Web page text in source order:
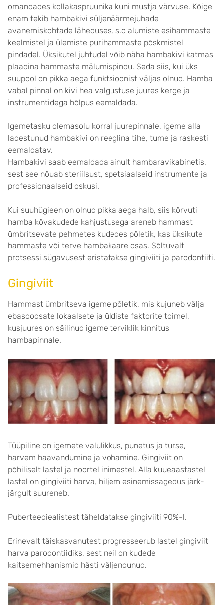
omandades kollakaspruunika kuni mustja värvuse. Kõige
enam tekib hambakivi süljenäärmejuhade
avanemiskohtade läheduses, s.o alumiste esihammaste
keelmistel ja ülemiste purihammaste põskmistel
pindadel. Üksikutel juhtudel võib näha hambakivi katmas
plaadina hammaste mälumispindu. Seda siis, kui üks
suupool on pikka aega funktsioonist väljas olnud. Hamba
vabal pinnal on kivi hea valgustuse juures kerge ja
instrumentidega hõlpus eemaldada.
Igemetasku olemasolu korral juurepinnale, igeme alla
ladestunud hambakivi on reeglina tihe, tume ja raskesti
eemaldatav.
Hambakivi saab eemaldada ainult hambaravikabinetis,
sest see nõuab steriilsust, spetsiaalseid instrumente ja
professionaalseid oskusi.
Kui suuhügieen on olnud pikka aega halb, siis kõrvuti
hamba kõvakudede kahjustusega areneb hammast
ümbritsevate pehmetes kudedes põletik, kas üksikute
hammaste või terve hambakaare osas. Sõltuvalt
protsessi sügavusest eristatakse gingiviiti ja parodontiiti.
Gingiviit
Hammast ümbritseva igeme põletik, mis kujuneb välja
ebasoodsate lokaalsete ja üldiste faktorite toimel,
kusjuures on säilinud igeme terviklik kinnitus
hambapinnale.
Tüüpiline on igemete valulikkus, punetus ja turse,
harvem haavandumine ja vohamine. Gingiviit on
põhiliselt lastel ja noortel inimestel. Alla kuueaastastel
lastel on gingiviiti harva, hiljem esinemissagedus järk-
järgult suureneb.
Puberteediealistest täheldatakse gingiviiti 90%-l.
Erinevalt täiskasvanutest progresseerub lastel gingiviit
harva parodontiidiks, sest neil on kudede
kaitsemehhanismid hästi väljendunud.